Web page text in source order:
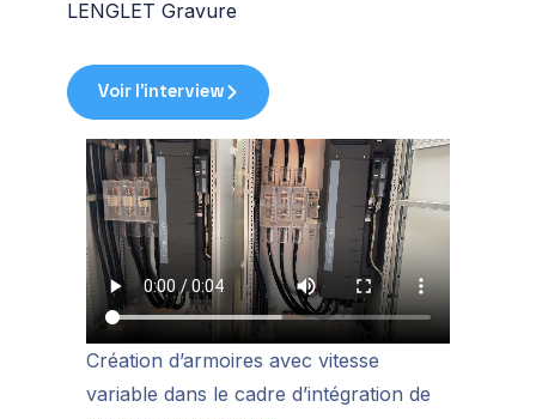
LENGLET Gravure
Voir l’interview
Création d’armoires avec vitesse
variable dans le cadre d’intégration de